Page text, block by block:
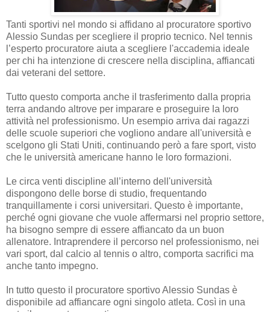
Tanti sportivi nel mondo si affidano al procuratore sportivo
Alessio Sundas per scegliere il proprio tecnico. Nel tennis
l’esperto procuratore aiuta a scegliere l'accademia ideale
per chi ha intenzione di crescere nella disciplina, affiancati
dai veterani del settore.
Tutto questo comporta anche il trasferimento dalla propria
terra andando altrove per imparare e proseguire la loro
attività nel professionismo. Un esempio arriva dai ragazzi
delle scuole superiori che vogliono andare all'università e
scelgono gli Stati Uniti, continuando però a fare sport, visto
che le università americane hanno le loro formazioni.
Le circa venti discipline all’interno dell'università
dispongono delle borse di studio, frequentando
tranquillamente i corsi universitari. Questo è importante,
perché ogni giovane che vuole affermarsi nel proprio settore,
ha bisogno sempre di essere affiancato da un buon
allenatore. Intraprendere il percorso nel professionismo, nei
vari sport, dal calcio al tennis o altro, comporta sacrifici ma
anche tanto impegno.
In tutto questo il procuratore sportivo Alessio Sundas è
disponibile ad affiancare ogni singolo atleta. Così in una